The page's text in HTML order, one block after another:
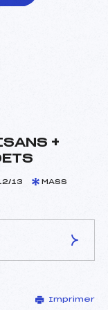
+
13 MASS
WILFRID (DA)
Imprimer